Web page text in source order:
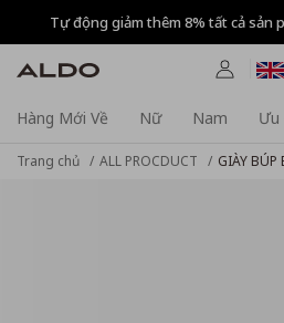
Tự động giảm thêm 8% tất cả sản
Hàng Mới Về Nữ Nam
Trang chủ ALL PROCDUCT GIÀY BÚP